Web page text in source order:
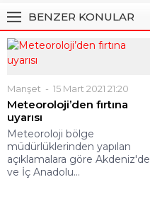
BENZER KONULAR
Manşet 15 Mart 2021 21:20
Meteoroloji’den fırtına
uyarısı
Meteoroloji bölge
müdürlüklerinden yapılan
açıklamalara göre Akdeniz'de
ve İç Anadolu...